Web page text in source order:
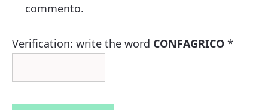
commento.
Verification: write the word CONFAGRICO *